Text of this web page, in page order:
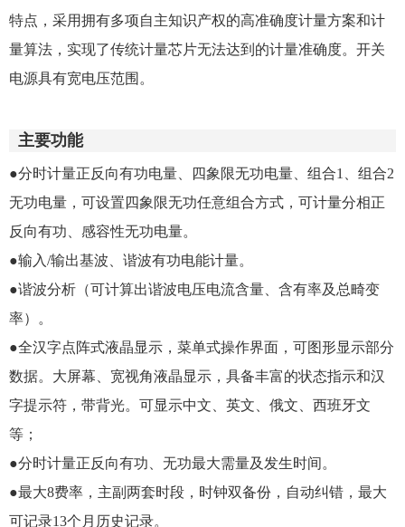
特点，采用拥有多项自主知识产权的高准确度计量方案和计
量算法，实现了传统计量芯片无法达到的计量准确度。开关
电源具有宽电压范围。
主要功能
●分时计量正反向有功电量、四象限无功电量、组合1、组合2
无功电量，可设置四象限无功任意组合方式，可计量分相正
反向有功、感容性无功电量。
●输入/输出基波、谐波有功电能计量。
●谐波分析（可计算出谐波电压电流含量、含有率及总畸变
率）。
●全汉字点阵式液晶显示，菜单式操作界面，可图形显示部分
数据。大屏幕、宽视角液晶显示，具备丰富的状态指示和汉
字提示符，带背光。可显示中文、英文、俄文、西班牙文
等；
●分时计量正反向有功、无功最大需量及发生时间。
●最大8费率，主副两套时段，时钟双备份，自动纠错，最大
可记录13个月历史记录。